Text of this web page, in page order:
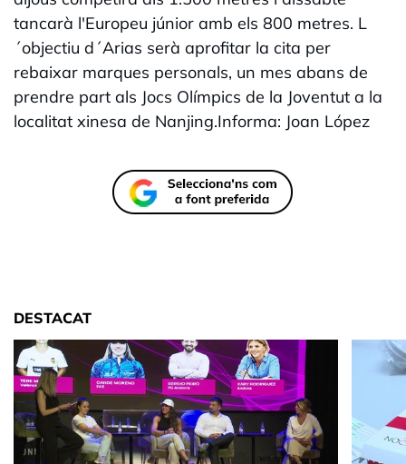
tancarà l'Europeu júnior amb els 800 metres. L
´objectiu d´Arias serà aprofitar la cita per
rebaixar marques personals, un mes abans de
prendre part als Jocs Olímpics de la Joventut a la
localitat xinesa de Nanjing.Informa: Joan López
DESTACAT